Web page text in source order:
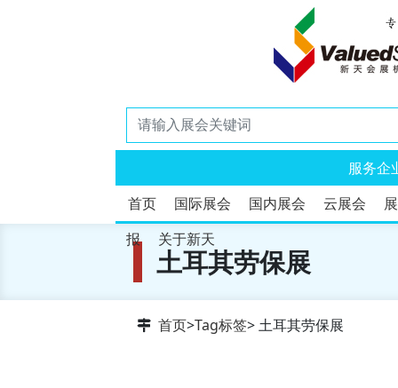
服务企
首页
国际展会 国内展会 云展会
报
关于新天
土耳其劳保展
首页>Tag标签> 土耳其劳保展